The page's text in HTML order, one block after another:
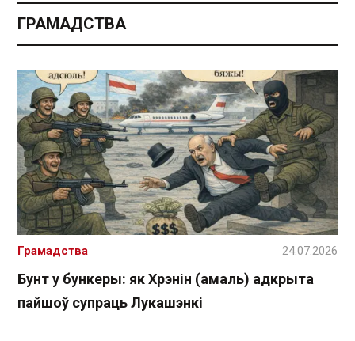
ГРАМАДСТВА
Бунт у бункеры: як Хрэнін (амаль) адкрыта
пайшоў супраць Лукашэнкі
Грамадства 24.07.2026